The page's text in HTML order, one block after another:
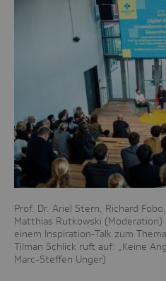
Prof. Dr. Ariel Stern, Richard
Matthias Rutkowski
einem Inspiration-Talk zum
Tilman Schlick ruft auf: „Keine
Marc-Steffen Unger)